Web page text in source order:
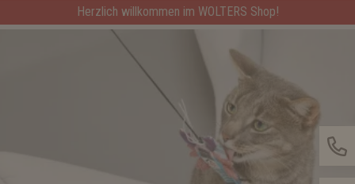
Herzlich willkommen im WOLTERS Shop!